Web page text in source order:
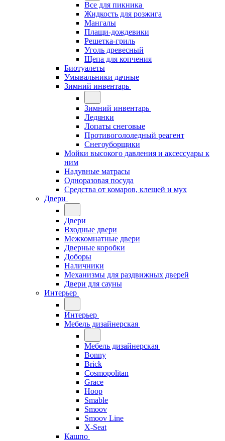
Все для пикника
Жидкость для розжига
Мангалы
Плащи-дождевики
Решетка-гриль
Уголь древесный
Щепа для копчения
Биотуалеты
Умывальники дачные
Зимний инвентарь
Зимний инвентарь
Ледянки
Лопаты снеговые
Противогололедный реагент
Снегоуборщики
Мойки высокого давления и аксессуары к
ним
Надувные матрасы
Одноразовая посуда
Средства от комаров, клещей и мух
Двери
Двери
Входные двери
Межкомнатные двери
Дверные коробки
Доборы
Наличники
Механизмы для раздвижных дверей
Двери для сауны
Интерьер
Интерьер
Мебель дизайнерская
Мебель дизайнерская
Bonny
Brick
Cosmopolitan
Grace
Hoop
Smable
Smoov
Smoov Line
X-Seat
Кашпо